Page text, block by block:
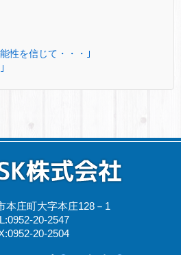
性を信じて・・・｣
本庄町大字本庄128－1
20-2547
20-2504